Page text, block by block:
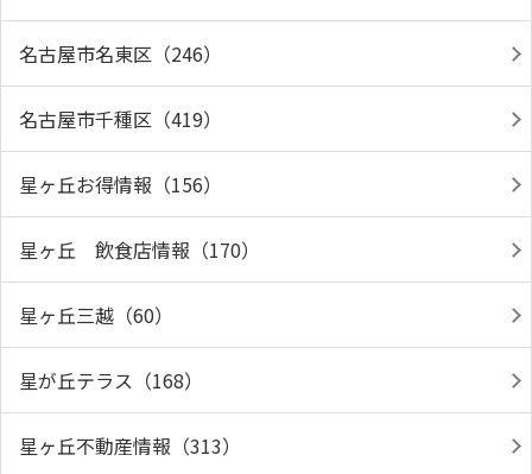
名古屋市名東区（246）
名古屋市千種区（419）
星ヶ丘お得情報（156）
星ヶ丘 飲食店情報（170）
星ヶ丘三越（60）
星が丘テラス（168）
星ヶ丘不動産情報（313）